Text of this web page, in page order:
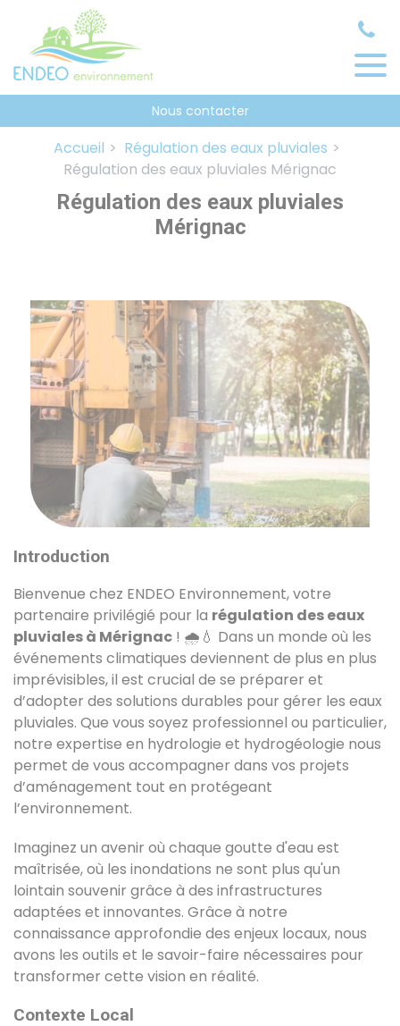
Nous contacter
Accueil
Régulation des eaux pluviales
Régulation des eaux pluviales Mérignac
Régulation des eaux pluviales
Mérignac
Introduction
Bienvenue chez ENDEO Environnement, votre
partenaire privilégié pour la régulation des eaux
pluviales à Mérignac ! 🌧️💧 Dans un monde où les
événements climatiques deviennent de plus en plus
imprévisibles, il est crucial de se préparer et
d’adopter des solutions durables pour gérer les eaux
pluviales. Que vous soyez professionnel ou particulier,
notre expertise en hydrologie et hydrogéologie nous
permet de vous accompagner dans vos projets
d’aménagement tout en protégeant
l’environnement.
Imaginez un avenir où chaque goutte d'eau est
maîtrisée, où les inondations ne sont plus qu'un
lointain souvenir grâce à des infrastructures
adaptées et innovantes. Grâce à notre
connaissance approfondie des enjeux locaux, nous
avons les outils et le savoir-faire nécessaires pour
transformer cette vision en réalité.
Contexte Local
Panneau de gestion des cookies